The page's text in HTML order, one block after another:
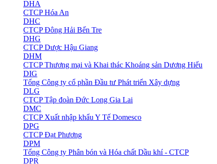
DHA
CTCP Hóa An
DHC
CTCP Đông Hải Bến Tre
DHG
CTCP Dược Hậu Giang
DHM
CTCP Thương mại và Khai thác Khoáng sản Dương Hiếu
DIG
Tổng Công ty cổ phần Đầu tư Phát triển Xây dựng
DLG
CTCP Tập đoàn Đức Long Gia Lai
DMC
CTCP Xuất nhập khẩu Y Tế Domesco
DPG
CTCP Đạt Phương
DPM
Tổng Công ty Phân bón và Hóa chất Dầu khí - CTCP
DPR